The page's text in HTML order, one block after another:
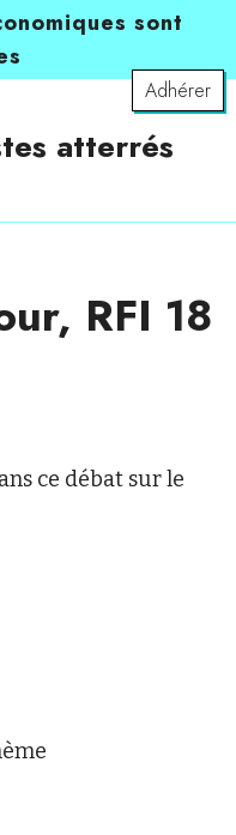
sont
Adhérer
atterrés
RFI 18
ce débat sur le